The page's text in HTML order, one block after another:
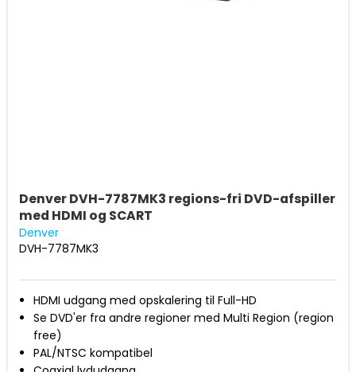
Denver DVH-7787MK3 regions-fri DVD-afspiller
med HDMI og SCART
Denver
DVH-7787MK3
HDMI udgang med opskalering til Full-HD
Se DVD'er fra andre regioner med Multi Region (region
free)
PAL/NTSC kompatibel